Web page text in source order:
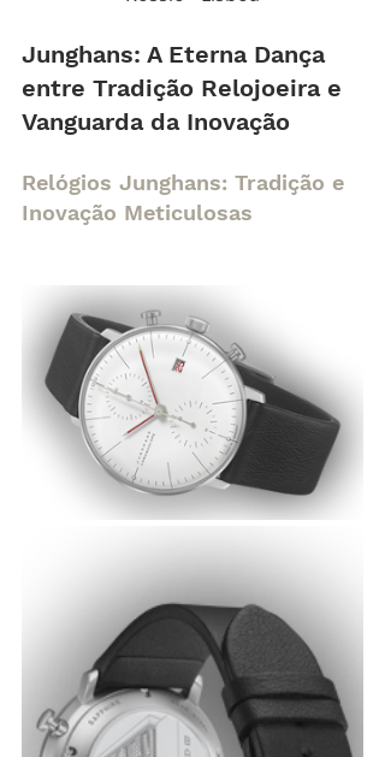
Junghans: A Eterna Dança
entre Tradição Relojoeira e
Vanguarda da Inovação
Relógios Junghans: Tradição e
Inovação Meticulosas